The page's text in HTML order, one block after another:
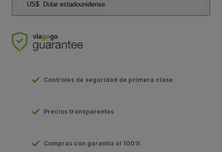
US$ Dolar estadounidense
Controles de seguridad de primera clase
Precios transparentes
Compras con garantía al 100%